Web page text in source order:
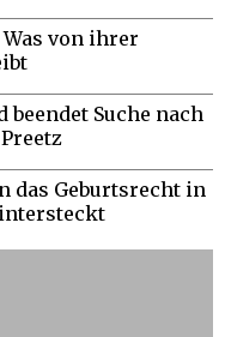
von ihrer
Suche nach
das Geburtsrecht in